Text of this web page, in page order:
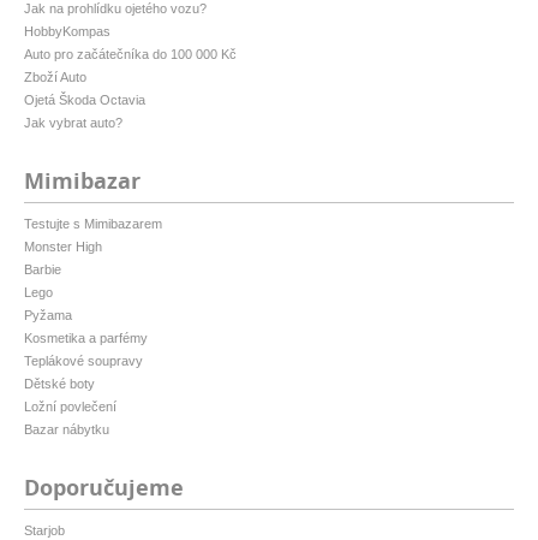
Jak na prohlídku ojetého vozu?
HobbyKompas
Auto pro začátečníka do 100 000 Kč
Zboží Auto
Ojetá Škoda Octavia
Jak vybrat auto?
Mimibazar
Testujte s Mimibazarem
Monster High
Barbie
Lego
Pyžama
Kosmetika a parfémy
Teplákové soupravy
Dětské boty
Ložní povlečení
Bazar nábytku
Doporučujeme
Starjob